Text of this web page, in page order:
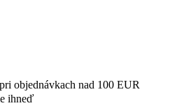
objednávkach nad 100 EUR
ihneď